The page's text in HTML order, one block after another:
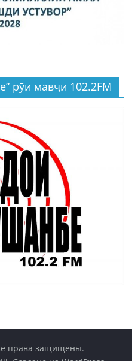
рӯи мавҷи 102.2FM
права защищены.